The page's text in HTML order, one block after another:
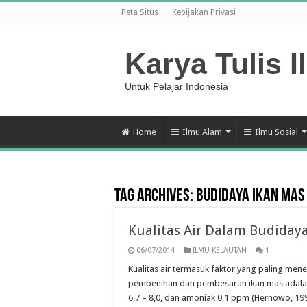
Peta Situs Kebijakan Privasi
Karya Tulis
Untuk Pelajar Indonesia
Home Ilmu Alam Ilmu Sosial
Tag Archives: Budidaya Ikan Mas
Kualitas Air Dalam
06/07/2014 ILMU KELAUTAN 1
Kualitas air termasuk faktor yang paling
pembenihan dan pembesaran ikan mas
6,7 – 8,0, dan amoniak 0,1 ppm (Hernowo,